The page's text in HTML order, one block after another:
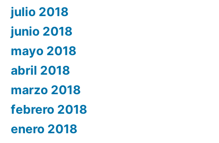
julio 2018
junio 2018
mayo 2018
abril 2018
marzo 2018
febrero 2018
enero 2018